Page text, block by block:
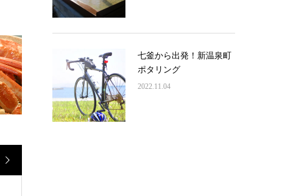
七釜から出発！新温泉町
ポタリング
2022.11.04